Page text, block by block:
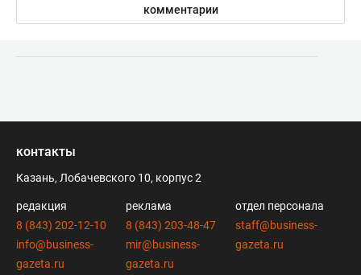
комментарии
контакты
Казань, Лобачевского 10, корпус 2
редакция
8 (843) 202-12-10
info@business-
gazeta.ru
реклама
8 (843) 203-48-47
mir@business-
gazeta.ru
отдел персонала
staff@business-
gazeta.ru